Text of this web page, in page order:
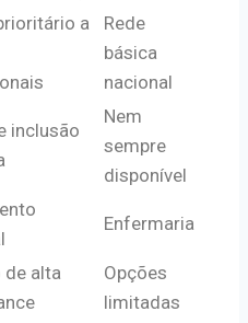
a
Rede
básica
nacional
inclusão
Nem
sempre
disponível
Enfermaria
alta
Opções
limitadas